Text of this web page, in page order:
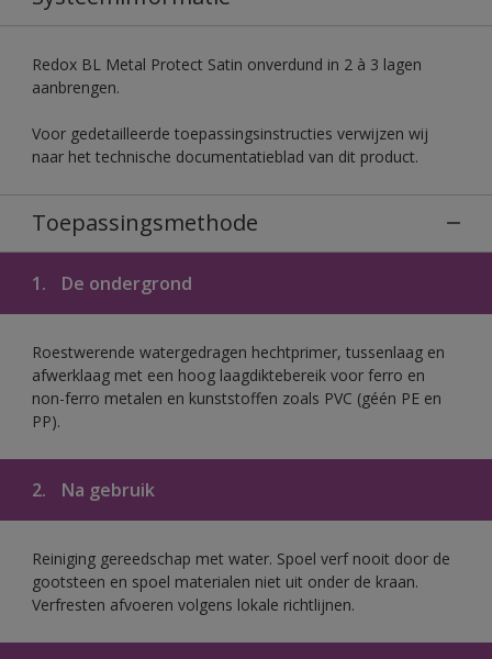
Redox BL Metal Protect Satin onverdund in 2 à 3 lagen
aanbrengen.
Voor gedetailleerde toepassingsinstructies verwijzen wij
naar het technische documentatieblad van dit product.
Toepassingsmethode
1. De ondergrond
Roestwerende watergedragen hechtprimer, tussenlaag en
afwerklaag met een hoog laagdiktebereik voor ferro en
non-ferro metalen en kunststoffen zoals PVC (géén PE en
PP).
2. Na gebruik
Reiniging gereedschap met water. Spoel verf nooit door de
gootsteen en spoel materialen niet uit onder de kraan.
Verfresten afvoeren volgens lokale richtlijnen.